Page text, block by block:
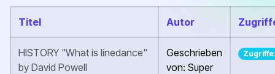
Titel Autor
HISTORY "What is linedance"
by David Powell
Geschrieben
von: Super